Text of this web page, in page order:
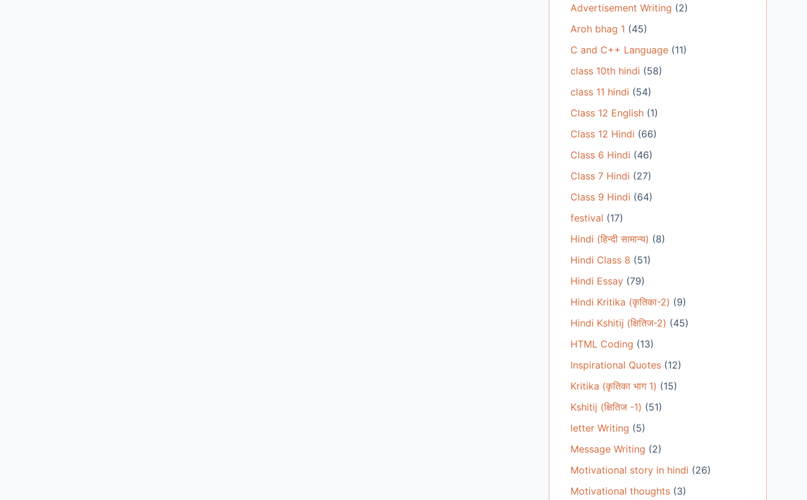
Advertisement Writing (2)
Aroh bhag 1 (45)
C and C++ Language(11)
class 10th hindi (58)
class 11 hindi (54)
Class 12 English(1)
Class 12 Hindi (66)
Class 6 Hindi (46)
Class 7 Hindi (27)
Class 9 Hindi (64)
festival (17)
Hindi (हिन्दी सामान्य) (8)
Hindi Class 8 (51)
Hindi Essay(79)
Hindi Kritika (कृतिका-2) (9)
Hindi Kshitij (क्षितिज-2) (45)
HTML Coding (13)
Inspirational Quotes(12)
Kritika (कृतिका भाग 1) (15)
Kshitij (क्षितिज -1) (51)
letter Writing (5)
Message Writing (2)
Motivational story in hindi (26)
Motivational thoughts(3)